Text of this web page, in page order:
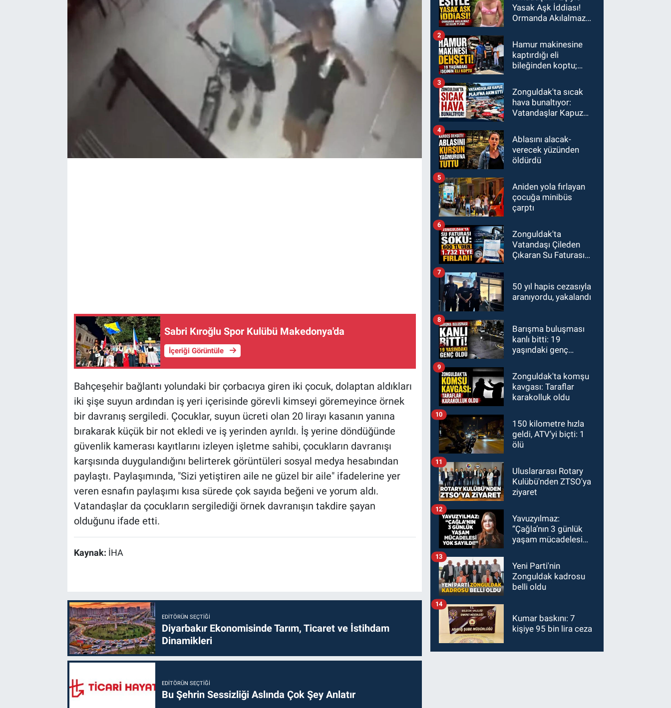
Sabri Kıroğlu Spor Kulübü Makedonya'da
İçeriği Görüntüle
Bahçeşehir bağlantı yolundaki bir çorbacıya giren iki çocuk, dolaptan aldıkları
iki şişe suyun ardından iş yeri içerisinde görevli kimseyi göremeyince örnek
bir davranış sergiledi. Çocuklar, suyun ücreti olan 20 lirayı kasanın yanına
bırakarak küçük bir not ekledi ve iş yerinden ayrıldı. İş yerine döndüğünde
güvenlik kamerası kayıtlarını izleyen işletme sahibi, çocukların davranışı
karşısında duygulandığını belirterek görüntüleri sosyal medya hesabından
paylaştı. Paylaşımında, "Sizi yetiştiren aile ne güzel bir aile" ifadelerine yer
veren esnafın paylaşımı kısa sürede çok sayıda beğeni ve yorum aldı.
Vatandaşlar da çocukların sergilediği örnek davranışın takdire şayan
olduğunu ifade etti.
Kaynak: İHA
EDITÖRÜN SEÇTIĞI
Diyarbakır Ekonomisinde Tarım, Ticaret ve İstihdam
Dinamikleri
EDITÖRÜN SEÇTIĞI
Bu Şehrin Sessizliği Aslında Çok Şey Anlatır
Yasak Aşk İddiası!
Ormanda Akılalmaz
Hamur makinesine
kaptırdığı eli
bileğinden koptu;
2
Zonguldak'ta sıcak
hava bunaltıyor:
Vatandaşlar Kapuz
3
Ablasını alacak-
verecek yüzünden
öldürdü
4
Aniden yola fırlayan
çocuğa minibüs
çarptı
5
Zonguldak'ta
Vatandaşı Çileden
Çıkaran Su Faturası
6
50 yıl hapis cezasıyla
aranıyordu, yakalandı
7
Barışma buluşması
kanlı bitti: 19
yaşındaki genç
8
Zonguldak'ta komşu
kavgası: Taraflar
karakolluk oldu
9
150 kilometre hızla
geldi, ATV’yi biçti: 1
ölü
10
Uluslararası Rotary
Kulübü'nden ZTSO'ya
ziyaret
11
Yavuzyılmaz:
“Çağla’nın 3 günlük
yaşam mücadelesi
12
Yeni Parti'nin
Zonguldak kadrosu
belli oldu
13
Kumar baskını: 7
kişiye 95 bin lira ceza
14